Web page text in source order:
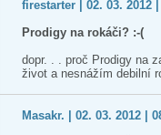
firestarter | 02. 03. 2012 |
Prodigy na rokáči? :-(
dopr. . . proč Prodigy na
život a nesnážím debilní
Masakr. | 02. 03. 2012 |